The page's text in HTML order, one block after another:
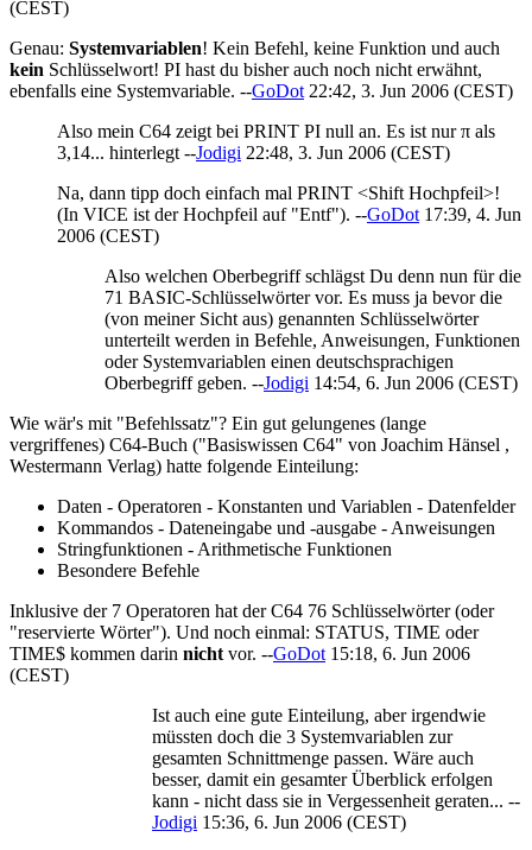
(CEST)
Genau: Systemvariablen! Kein Befehl, keine Funktion und auch
kein Schlüsselwort! PI hast du bisher auch noch nicht erwähnt,
ebenfalls eine Systemvariable. --GoDot 22:42, 3. Jun 2006 (CEST)
Also mein C64 zeigt bei PRINT PI null an. Es ist nur π als
3,14... hinterlegt --Jodigi 22:48, 3. Jun 2006 (CEST)
Na, dann tipp doch einfach mal PRINT <Shift Hochpfeil>!
(In VICE ist der Hochpfeil auf "Entf"). --GoDot 17:39, 4. Jun
2006 (CEST)
Also welchen Oberbegriff schlägst Du denn nun für die
71 BASIC-Schlüsselwörter vor. Es muss ja bevor die
(von meiner Sicht aus) genannten Schlüsselwörter
unterteilt werden in Befehle, Anweisungen, Funktionen
oder Systemvariablen einen deutschsprachigen
Oberbegriff geben. --Jodigi 14:54, 6. Jun 2006 (CEST)
Wie wär's mit "Befehlssatz"? Ein gut gelungenes (lange
vergriffenes) C64-Buch ("Basiswissen C64" von Joachim Hänsel ,
Westermann Verlag) hatte folgende Einteilung:
Daten - Operatoren - Konstanten und Variablen - Datenfelder
Kommandos - Dateneingabe und -ausgabe - Anweisungen
Stringfunktionen - Arithmetische Funktionen
Besondere Befehle
Inklusive der 7 Operatoren hat der C64 76 Schlüsselwörter (oder
"reservierte Wörter"). Und noch einmal: STATUS, TIME oder
TIME$ kommen darin nicht vor. --GoDot 15:18, 6. Jun 2006
(CEST)
Ist auch eine gute Einteilung, aber irgendwie
müssten doch die 3 Systemvariablen zur
gesamten Schnittmenge passen. Wäre auch
besser, damit ein gesamter Überblick erfolgen
kann - nicht dass sie in Vergessenheit geraten... --
Jodigi 15:36, 6. Jun 2006 (CEST)